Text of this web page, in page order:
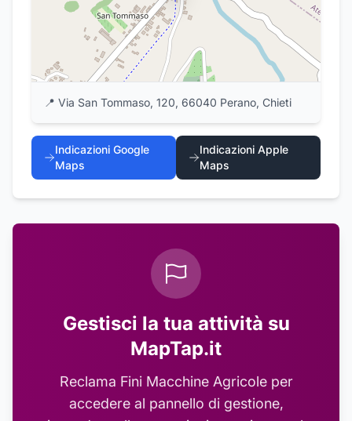
📍 Via San Tommaso, 120, 66040 Perano, Chieti
Indicazioni Google
Maps
Indicazioni Apple
Maps
Gestisci la tua attività su
MapTap.it
Reclama Fini Macchine Agricoleper
accedere al pannello di gestione,